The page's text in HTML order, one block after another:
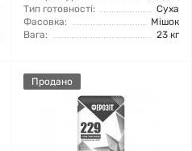
Тип готовності:
Суха
Фасовка:
Мішок
Вага:
23 кг
Продано